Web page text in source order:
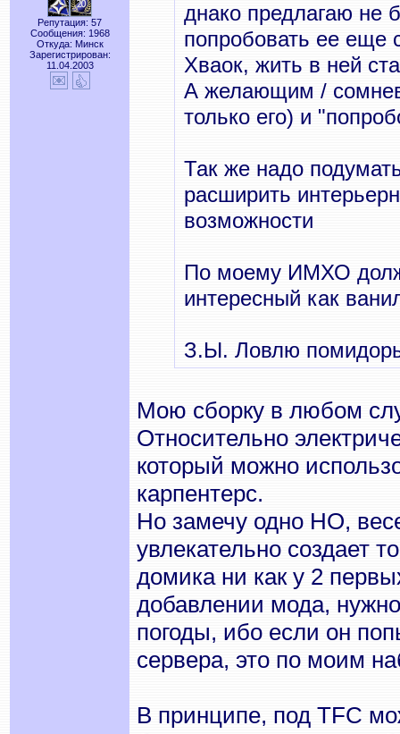
Репутация: 57
Сообщения: 1968
Откуда: Минск
Зарегистрирован:
11.04.2003
днако предлагаю не
попробовать ее еще
Хваок, жить в ней
А желающим /
только его) и
Так же надо
расширить
возможности
По моему ИМХО
интересный как
З.Ы. Ловлю
Мою сборку в любом
Относительно
который можно
карпентерс.
Но замечу одно НО,
увлекательно создает
домика ни как у 2
добавлении мода,
погоды, ибо если он
сервера, это по моим
В принципе, под TFC